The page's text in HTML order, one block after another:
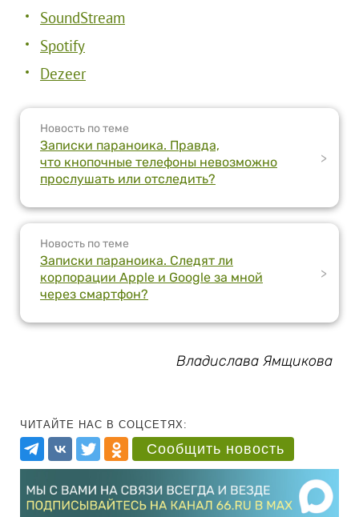
SoundStream
Spotify
Dezeer
Новость по теме
Записки параноика. Правда,
что кнопочные телефоны невозможно
прослушать или отследить?
>
Новость по теме
Записки параноика. Следят ли
корпорации Apple и Google за мной
через смартфон?
>
Владислава Ямщикова
ЧИТАЙТЕ НАС В СОЦСЕТЯХ:
Сообщить новость